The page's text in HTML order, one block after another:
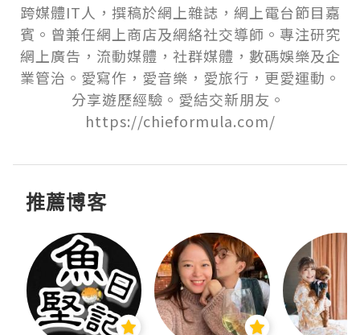
跨媒體IT人，撰稿於網上雜誌，網上電台節目嘉
賓。曾兼任網上商店及網絡社交導師。專注研究
網上廣告，流動媒體，社群媒體，數碼娛樂及企
業管治。愛寫作，愛音樂，愛旅行，更愛運動。
分享遊歷經驗。愛結交新朋友。
https://chieformula.com/
推薦博客